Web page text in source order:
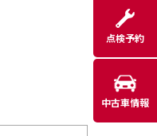
点検予約
中古車情報